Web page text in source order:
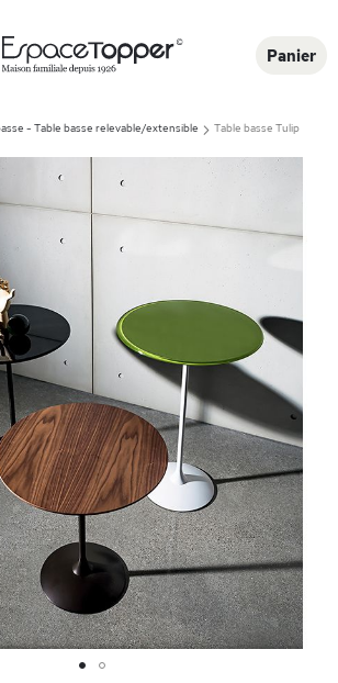
Panier
- Table basse relevable/extensible Table basse Tulip